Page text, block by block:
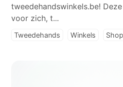
tweedehandswinkels.be!
voor zich, t...
Tweedehands Winkels